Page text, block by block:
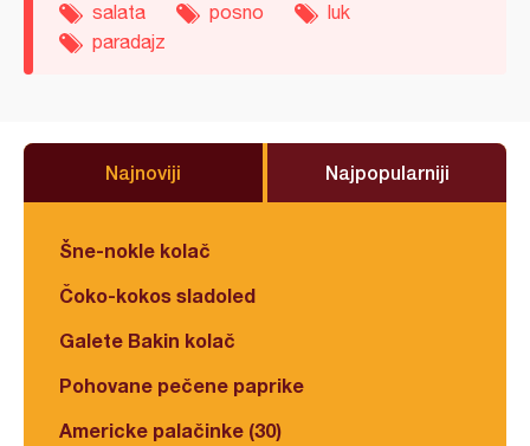
salata posno
luk
paradajz
Najnoviji Najpopularniji
Šne-nokle kolač
Čoko-kokos sladoled
Galete Bakin kolač
Pohovane pečene paprike
Americke palačinke (30)